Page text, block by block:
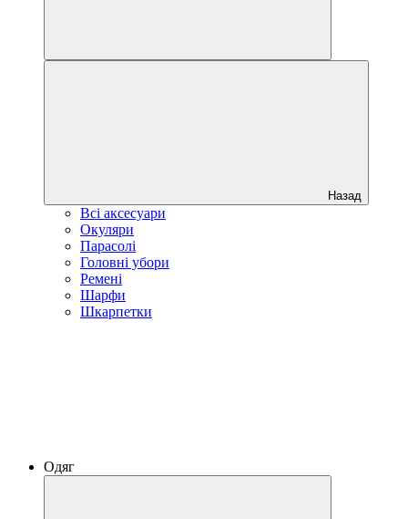
Назад
Всі аксесуари
Окуляри
Парасолі
Головні убори
Ремені
Шарфи
Шкарпетки
Одяг